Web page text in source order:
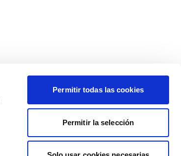
Permitir todas las cookies
Permitir la selección